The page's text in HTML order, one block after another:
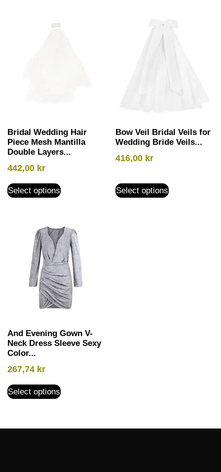
Bridal Wedding Hair
Piece Mesh Mantilla
Double Layers...
442,00 kr
Select options
Bow Veil Bridal Veils for
Wedding Bride Veils...
416,00 kr
Select options
And Evening Gown V-
Neck Dress Sleeve Sexy
Color...
267,74 kr
Select options